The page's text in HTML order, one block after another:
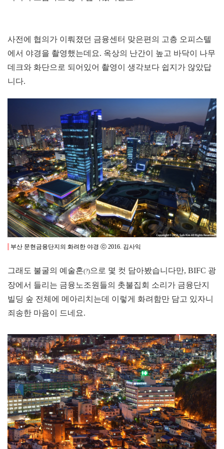
사전에 협의가 이뤄졌던 금융센터 맞은편의 고층 오피스텔
에서 야경을 촬영했는데요. 옥상의 난간이 높고 바닥이 나무
데크와 화단으로 되어있어 촬영이 생각보다 쉽지가 않았답
니다.
부산 문현금융단지의 화려한 야경 ⓒ 2016. 김사익
그래도 불굴의 예술혼(?)으로 몇 컷 담아봤습니다만, BIFC 광
장에서 들리는 금융노조원들의 촛불집회 소리가 금융단지
빌딩 숲 전체에 메아리치는데 이렇게 화려함만 담고 있자니
죄송한 마음이 드네요.